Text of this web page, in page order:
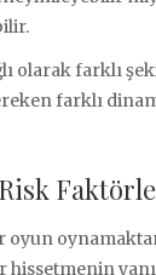
olarak farklı
farklı
oyun
yanı